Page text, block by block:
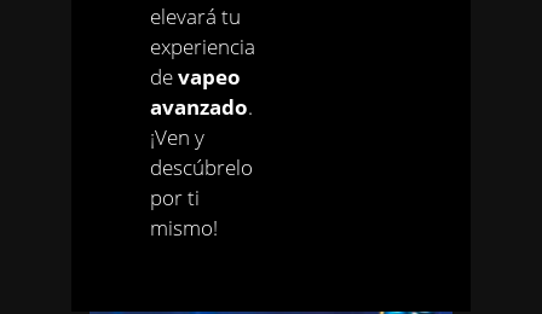
elevará tu
experiencia
devapeo
avanzado.
¡Ven y
descúbrelo
por ti
mismo!